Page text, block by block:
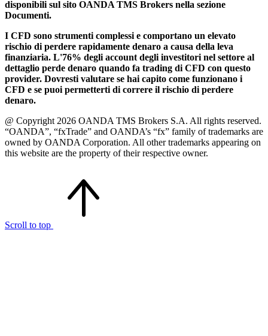
disponibili sul sito OANDA TMS Brokers nella sezione
Documenti.
I CFD sono strumenti complessi e comportano un elevato
rischio di perdere rapidamente denaro a causa della leva
finanziaria. L'76% degli account degli investitori nel settore al
dettaglio perde denaro quando fa trading di CFD con questo
provider. Dovresti valutare se hai capito come funzionano i
CFD e se puoi permetterti di correre il rischio di perdere
denaro.
@ Copyright 2026 OANDA TMS Brokers S.A. All rights reserved.
“OANDA”, “fxTrade” and OANDA’s “fx” family of trademarks are
owned by OANDA Corporation. All other trademarks appearing on
this website are the property of their respective owner.
Scroll to top